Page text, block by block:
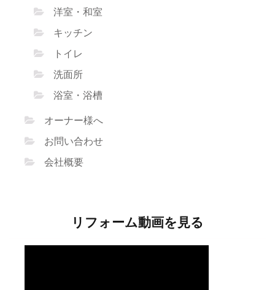
洋室・和室
キッチン
トイレ
洗面所
浴室・浴槽
オーナー様へ
お問い合わせ
会社概要
リフォーム動画を見る